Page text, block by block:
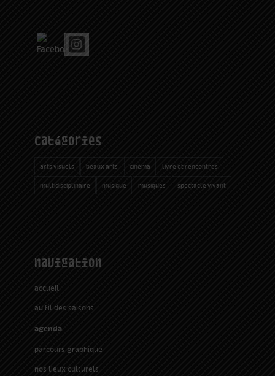
catégories
arts visuels beaux arts cinéma livre et rencontres
multidisciplinaire musique musiques spectacle vivant
navigation
accueil
au fil des saisons
agenda
parcours graphique
nos lieux culturels